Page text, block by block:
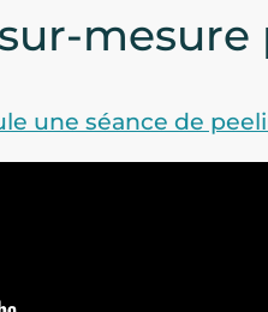
une séance de